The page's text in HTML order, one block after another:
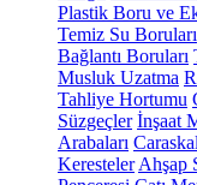
Plastik Boru ve
Temiz Su Boruları
Bağlantı Boruları
Musluk Uzatma
Tahliye Hortumu
Süzgeçler İnşaat
Arabaları
Keresteler Ahşap